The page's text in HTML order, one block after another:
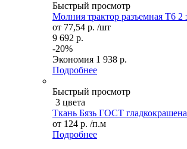
Быстрый просмотр
Молния трактор разъемная Т6 2
от 77,54 р. /шт
9 692 р.
-20%
Экономия 1 938 р.
Подробнее
Быстрый просмотр
3 цвета
Ткань Бязь ГОСТ
от 124 р. /п.м
Подробнее